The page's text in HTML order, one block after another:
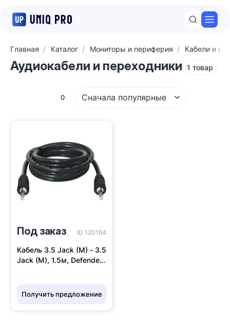
Главная Каталог Мониторы и периферия Кабели и
Аудиокабели и переходники 1 товар
0 Сначала популярные
Под заказ ID 120164
Кабель 3.5 Jack (M) - 3.5
Jack (M), 1.5м, Defender
Получить предложение